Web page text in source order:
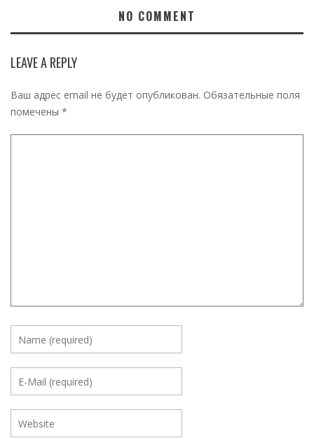
NO COMMENT
LEAVE A REPLY
Ваш адрес email не будет опубликован. Обязательные поля
помечены *